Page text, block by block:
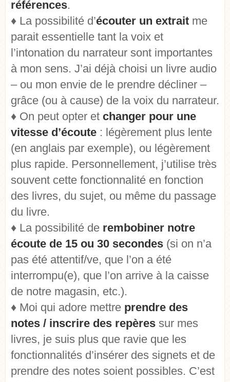
références.
♦ La possibilité d’écouter un extrait me
parait essentielle tant la voix et
l’intonation du narrateur sont importantes
à mon sens. J’ai déjà choisi un livre audio
– ou mon envie de le prendre décliner –
grâce (ou à cause) de la voix du narrateur.
♦ On peut opter et changer pour une
vitesse d’écoute : légèrement plus lente
(en anglais par exemple), ou légèrement
plus rapide. Personnellement, j’utilise très
souvent cette fonctionnalité en fonction
des livres, du sujet, ou même du passage
du livre.
♦ La possibilité de rembobiner notre
écoute de 15 ou 30 secondes (si on n’a
pas été attentif/ve, que l’on a été
interrompu(e), que l’on arrive à la caisse
de notre magasin, etc.).
♦ Moi qui adore mettre prendre des
notes / inscrire des repères sur mes
livres, je suis plus que ravie que les
fonctionnalités d’insérer des signets et de
prendre des notes soient possibles. C’est